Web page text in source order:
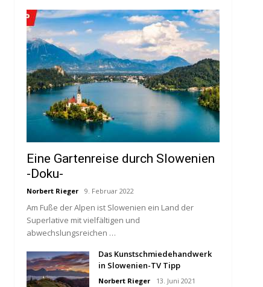
Eine Gartenreise durch Slowenien
-Doku-
Norbert Rieger 9. Februar 2022
Am Fuße der Alpen ist Slowenien ein Land der
Superlative mit vielfältigen und
abwechslungsreichen …
Das Kunstschmiedehandwerk
in Slowenien-TV Tipp
Norbert Rieger 13. Juni 2021